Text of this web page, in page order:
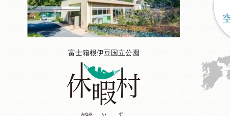
富士箱根伊豆国立公園